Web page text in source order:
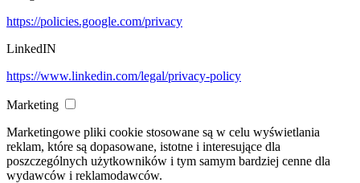
https://policies.google.com/privacy
LinkedIN
https://www.linkedin.com/legal/privacy-policy
Marketing
Marketingowe pliki cookie stosowane są w celu wyświetlania
reklam, które są dopasowane, istotne i interesujące dla
poszczególnych użytkowników i tym samym bardziej cenne dla
wydawców i reklamodawców.